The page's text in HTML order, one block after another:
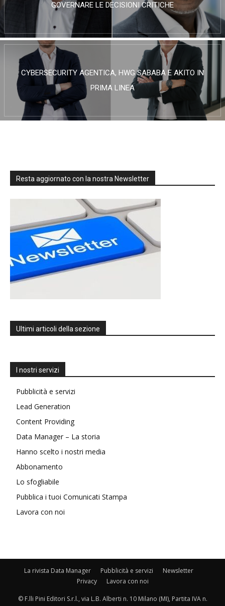
GOVERNARE LE DECISIONI CRITICHE
CYBERSECURITY AGENTICA, HWG SABABA E AKITO IN
PRIMA LINEA
Resta aggiornato con la nostra Newsletter
Ultimi articoli della sezione
I nostri servizi
Pubblicità e servizi
Lead Generation
Content Providing
Data Manager – La storia
Hanno scelto i nostri media
Abbonamento
Lo sfogliabile
Pubblica i tuoi Comunicati Stampa
Lavora con noi
La rivista Data Manager Pubblicità e servizi
Newsletter
Privacy
Lavora con noi
© F.lli Pini Editori S.r.l., via L.B. Alberti n. 10 Milano (MI), Partita IVA n.